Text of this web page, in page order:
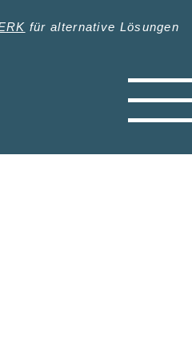
für alternative Lösungen